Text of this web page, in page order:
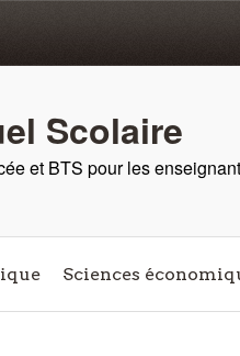
Scolaire
et BTS pour les
Sciences